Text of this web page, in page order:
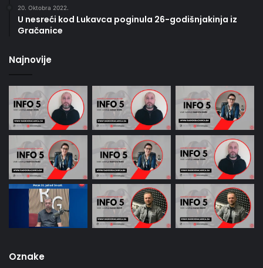
20. Oktobra 2022.
U nesreći kod Lukavca poginula 26-godišnjakinja iz
Gračanice
Najnovije
Oznake